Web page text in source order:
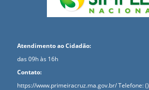
Atendimento ao Cidadão:
das 09h às 16h
Contato:
https://www.primeiracruz.ma.gov.br/Telefone: ()